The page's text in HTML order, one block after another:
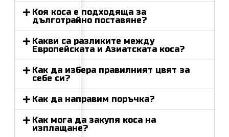
Коя коса е подходяща за
дълготрайно поставяне?
Какви са разликите между
Европейската и Азиатската коса?
Как да избера правилният цвят за
себе си?
Как да направим поръчка?
Как мога да закупя коса на
изплащане?